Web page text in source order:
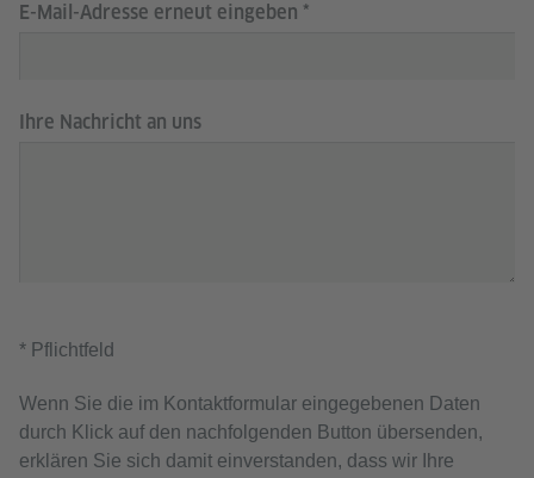
E-Mail-Adresse erneut eingeben
Ihre Nachricht an uns
* Pflichtfeld
Wenn Sie die im Kontaktformular eingegebenen Daten
durch Klick auf den nachfolgenden Button übersenden,
erklären Sie sich damit einverstanden, dass wir Ihre